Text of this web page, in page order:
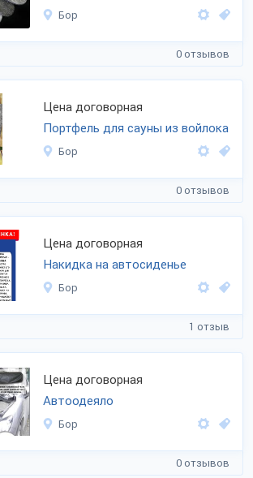
Бор
0 отзывов
Цена договорная
Портфель для сауны из войлока
Бор
0 отзывов
Цена договорная
Накидка на автосиденье
Бор
1 отзыв
Цена договорная
Автоодеяло
Бор
0 отзывов